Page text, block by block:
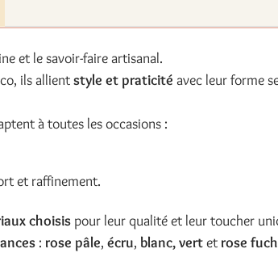
et le savoir-faire artisanal.
ils allientstyle et praticité avec leur forme
à toutes les occasions :
et raffinement.
choisis pour leur qualité et leur toucher
: rose pâle,écru, blanc, vertet rose